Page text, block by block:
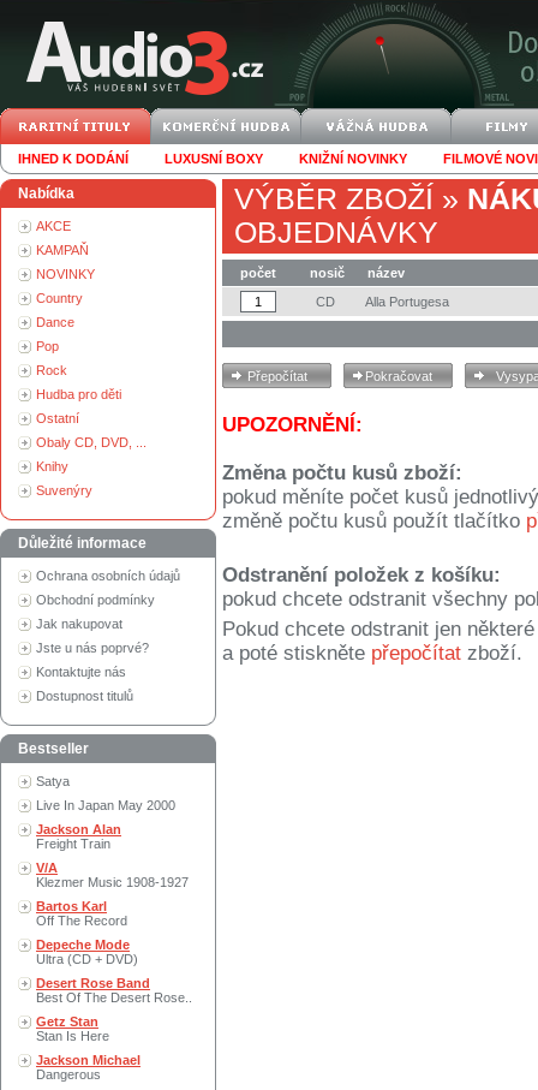
IHNED K DODÁNÍ LUXUSNÍ BOXY KNIŽNÍ NOVINKY FILMOVÉ
Nabídka
AKCE
KAMPAŇ
NOVINKY
Country
Dance
Pop
Rock
Hudba pro děti
Ostatní
Obaly CD, DVD, ...
Knihy
Suvenýry
Důležité informace
Ochrana osobních údajů
Obchodní podmínky
Jak nakupovat
Jste u nás poprvé?
Kontaktujte nás
Dostupnost titulů
Bestseller
Satya
Live In Japan May 2000
Jackson Alan
Freight Train
V/A
Klezmer Music 1908-1927
Bartos Karl
Off The Record
Depeche Mode
Ultra (CD + DVD)
Desert Rose Band
Best Of The Desert Rose..
Getz Stan
Stan Is Here
Jackson Michael
Dangerous
VÝBĚR ZBOŽÍ »
OBJEDNÁVKY
počet nosič
název
CD
Alla Portugesa
UPOZORNĚNÍ:
Změna počtu kusů zboží:
pokud měníte počet kusů
změně počtu kusů použít tlačítko
Odstranění položek z košíku:
pokud chcete odstranit všechny
Pokud chcete odstranit jen
a poté stiskněte přepočítat zboží.